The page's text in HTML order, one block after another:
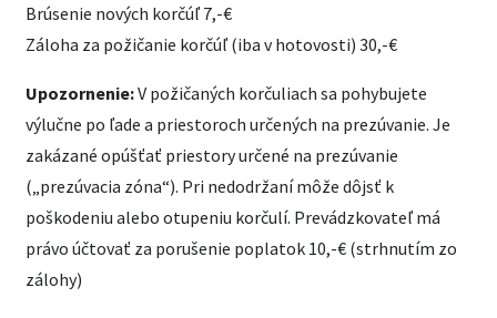
Brúsenie nových korčúľ 7,-€
Záloha za požičanie korčúľ (iba v hotovosti) 30,-€
Upozornenie:V požičaných korčuliach sa pohybujete
výlučne po ľade a priestoroch určených na prezúvanie. Je
zakázané opúšťať priestory určené na prezúvanie
(„prezúvacia zóna“). Pri nedodržaní môže dôjsť k
poškodeniu alebo otupeniu korčulí. Prevádzkovateľ má
právo účtovať za porušenie poplatok 10,-€ (strhnutím zo
zálohy)